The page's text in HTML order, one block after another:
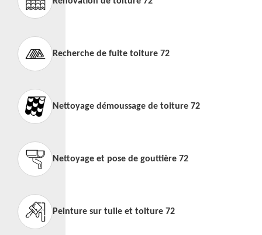
Recherche de fuite toiture 72
Nettoyage démoussage de toiture 72
Nettoyage et pose de gouttière 72
Peinture sur tuile et toiture 72